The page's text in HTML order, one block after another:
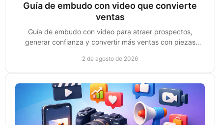
Guía de embudo con video que convierte
ventas
Guía de embudo con video para atraer prospectos,
generar confianza y convertir más ventas con piezas
2 de agosto de 2026